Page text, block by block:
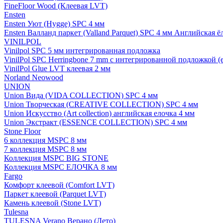
FineFloor Wood (Клеевая LVT)
Ensten
Ensten Уют (Hygge) SPC 4 мм
Ensten Валланд паркет (Valland Parquet) SPC 4 мм Английская
VINILPOL
Vinilpol SPC 5 мм интегрированная подложка
VinilPol SPC Herringbone 7 mm с интегрированной подложкой
VinilPol Glue LVT клеевая 2 мм
Norland Neowood
UNION
Union Вида (VIDA COLLECTION) SPC 4 мм
Union Творческая (CREATIVE COLLECTION) SPC 4 мм
Union Искусство (Art collection) английская елочка 4 мм
Union Экстракт (ESSENCE COLLECTION) SPC 4 мм
Stone Floor
6 коллекция MSPC 8 мм
7 коллекция MSPC 8 мм
Коллекция MSPC BIG STONE
Коллекция MSPC ЕЛОЧКА 8 мм
Fargo
Комфорт клеевой (Comfort LVT)
Паркет клеевой (Parquet LVT)
Камень клеевой (Stone LVT)
Tulesna
TULESNA Verano Верано (Лето)